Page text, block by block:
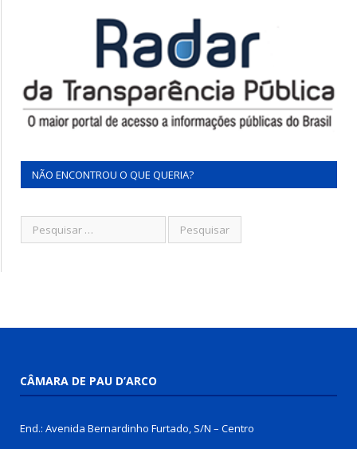
NÃO ENCONTROU O QUE QUERIA?
CÂMARA DE PAU D’ARCO
End.: Avenida Bernardinho Furtado, S/N – Centro